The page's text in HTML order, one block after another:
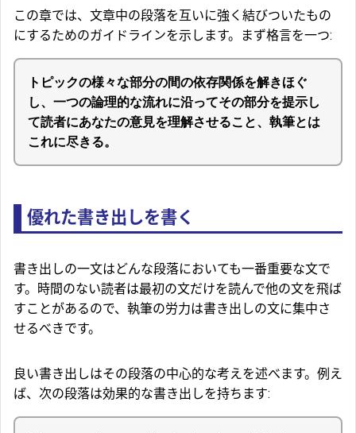
この章では、文章中の段落を互いに強く結びついたもの
にするためのガイドラインを示します。まず格言を一つ:
トピックの様々な部分の間の依存関係を解きほぐ
し、一つの論理的な流れに沿ってその部分を提示し
て読者にあなたの意見を理解させること、執筆とは
これに尽きる。
優れた書き出しを書く
書き出しの一文はどんな段落においても一番重要な文で
す。時間のない読者は最初の文だけを読んで他の文を飛ば
すことがあるので、執筆の労力は書き出しの文に集中さ
せるべきです。
良い書き出しはその段落の中心的な考えを述べます。例え
ば、次の段落は効果的な書き出しを持ちます: